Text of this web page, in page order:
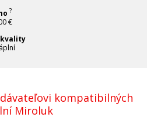
?
€
kvality
kompatibilných
Miroluk